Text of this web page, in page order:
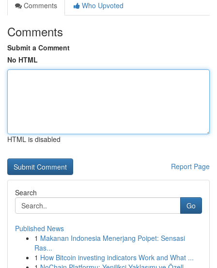
Comments
Who Upvoted
Comments
Submit a Comment
No HTML
HTML is disabled
Report Page
Search
Go
Published News
1 Makanan Indonesia Menerjang Poipet: Sensasi
Ras...
1 How Bitcoin investing indicators Work and What ...